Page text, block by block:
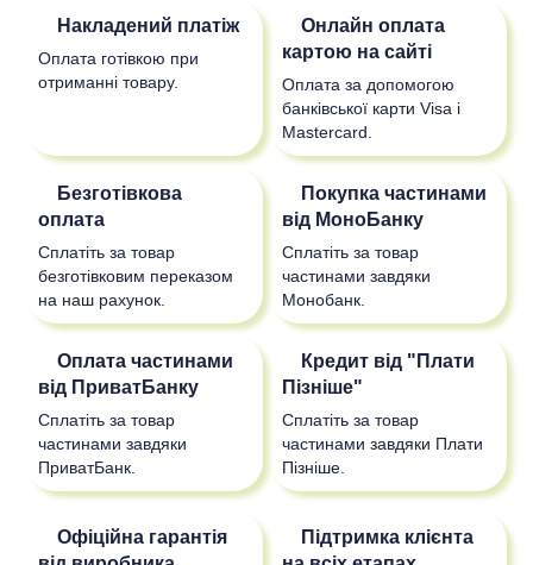
Накладений платіж
Оплата готівкою при
отриманні товару.
Онлайн оплата
картою на сайті
Оплата за допомогою
банківської карти Visa і
Mastercard.
Безготівкова
оплата
Сплатіть за товар
безготівковим переказом
на наш рахунок.
Покупка частинами
від МоноБанку
Сплатіть за товар
частинами завдяки
Монобанк.
Оплата частинами
від ПриватБанку
Сплатіть за товар
частинами завдяки
ПриватБанк.
Кредит від "Плати
Пізніше"
Сплатіть за товар
частинами завдяки Плати
Пізніше.
Офіційна гарантія
Підтримка клієнта